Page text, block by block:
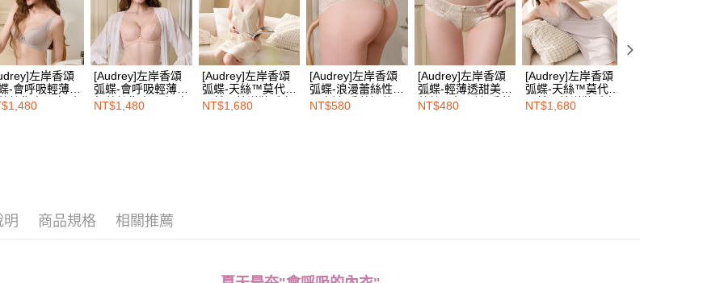
「AFTEE先享後付」，若未經同意申辦者引起之損失，本公司不負相關責
任。
４．使用「AFTEE先享後付」時，將依據個別帳號之用戶狀況，依本公司
即時審查核予不同之上限額度；若仍有額度不足之情形，本公司將視審查
結果請求用戶進行身份認證。
５．嚴禁一人註冊多個帳號或使用他人資訊註冊。若發現惡意使用之情
形，恩沛科技股份有限公司將有權停止該用戶之使用額度並採取法律行
動。
海外配送 查看運費
左岸香頌
-會呼吸輕薄透
絲集中內衣-米
茶
[Audrey]左岸香頌
弧蝶-會呼吸輕薄透
氣蕾絲集中內衣-蜜
桃甜粉
NT$1,480
[Audrey]左岸香頌
弧蝶-天絲™莫代爾
天然柔棉洋裝睡衣-
香草奶昔
NT$1,680
[Audrey]左岸香頌
弧蝶-浪漫蕾絲性感
丁字褲-香草奶昔
NT$580
[Audrey]左岸香頌
弧蝶-輕薄透甜美系
蕾絲三角內褲-香草
奶昔
NT$480
[Audrey]左岸香頌
弧蝶-天絲™莫代爾
天然柔棉洋裝睡衣-
米殼奶茶
NT$1,680
明 商品規格 相關推薦